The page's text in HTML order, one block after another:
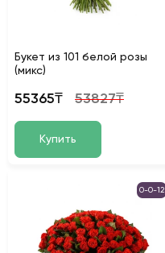
Букет из 101 белой розы
(микс)
55365₸ 53827₸
Купить
0-0-12